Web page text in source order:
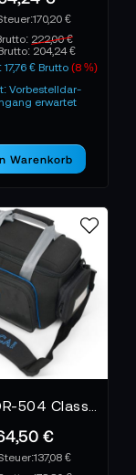
170,20 €
222,00 €
204,24 €
17,76 € Brutto(8 %)
Vorbestelldar-
erwartet
Warenkorb
€
137,08 €